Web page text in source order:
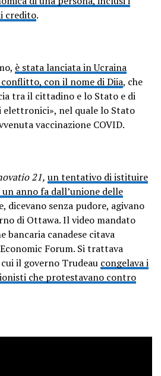
credito.
è stata lanciata in Ucraina
con il nome di Diia, che
tra il cittadino e lo Stato e di
nel quale lo Stato
vaccinazione COVID.
21, un tentativo di istituire
anno fa dall’unione delle
dicevano senza pudore, agivano
di Ottawa. Il video mandato
bancaria canadese citava
Forum. Si trattava
il governo Trudeau congelava i
che protestavano contro